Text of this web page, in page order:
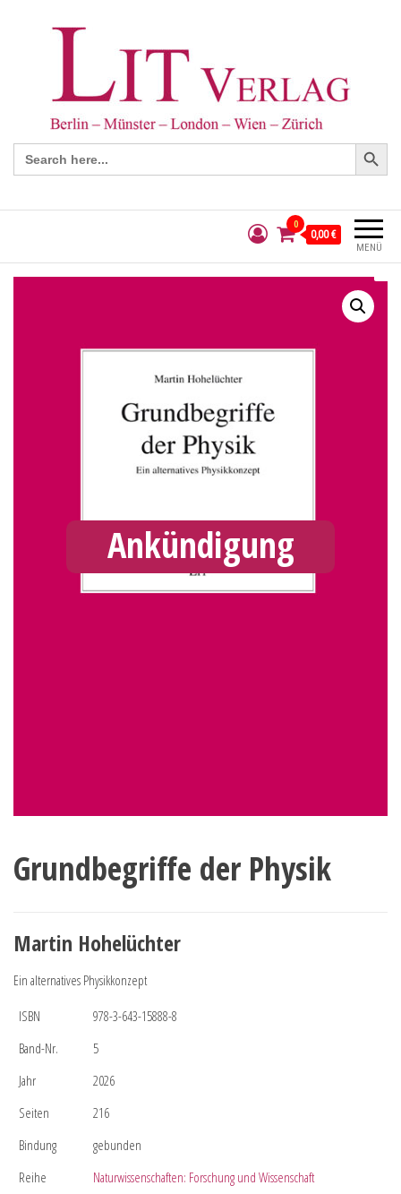
Search
for:
Search Button
MENÜ
0
0,00 €
Ankündigung
Grundbegriffe der Physik
Martin Hohelüchter
Ein alternatives Physikkonzept
ISBN
978-3-643-15888-8
Band-Nr.
5
Jahr
2026
Seiten
216
Bindung
gebunden
Reihe
Naturwissenschaften: Forschung und Wissenschaft